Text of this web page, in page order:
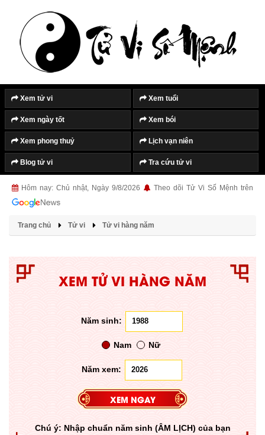
Xem tử vi Xem tuổi
Xem ngày tốt Xem bói
Xem phong thuỷ Lịch vạn niên
Blog tử vi Tra cứu tử vi
Hôm nay: Chủ nhật, Ngày 9/8/2026 Theo dõi Tử Vi Số Mệnh trên
Trang chủ Tử vi Tử vi hàng năm
XEM TỬ VI HÀNG NĂM
Năm sinh:
Nam Nữ
Năm xem:
Chú ý: Nhập chuẩn năm sinh (ÂM LỊCH) của bạn